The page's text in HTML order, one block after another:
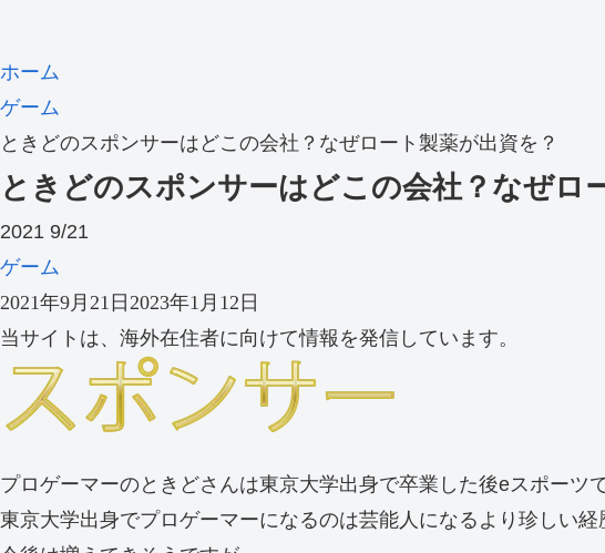
ホーム
ゲーム
ときどのスポンサーはどこの会社？なぜロート製薬が出資を？
ときどのスポンサーはどこの会社？なぜロ
2021 9/21
ゲーム
2021年9月21日 2023年1月12日
当サイトは、海外在住者に向けて情報を発信しています。
プロゲーマーのときどさんは東京大学出身で卒業した後eスポーツ
東京大学出身でプロゲーマーになるのは芸能人になるより珍しい経